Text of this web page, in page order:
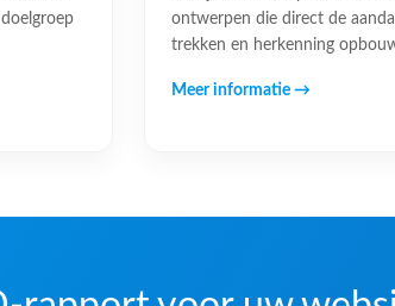
ontwerpen die direct de
trekken en herkenning
Meer informatie →